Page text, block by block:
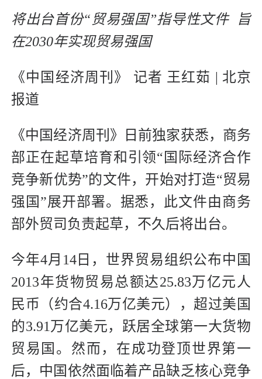
将出台首份“贸易强国”指导性文件 旨
在2030年实现贸易强国
《中国经济周刊》 记者 王红茹 | 北京
报道
《中国经济周刊》日前独家获悉，商务
部正在起草培育和引领“国际经济合作
竞争新优势”的文件，开始对打造“贸易
强国”展开部署。据悉，此文件由商务
部外贸司负责起草，不久后将出台。
今年4月14日，世界贸易组织公布中国
2013年货物贸易总额达25.83万亿元人
民币（约合4.16万亿美元），超过美国
的3.91万亿美元，跃居全球第一大货物
贸易国。然而，在成功登顶世界第一
后，中国依然面临着产品缺乏核心竞争